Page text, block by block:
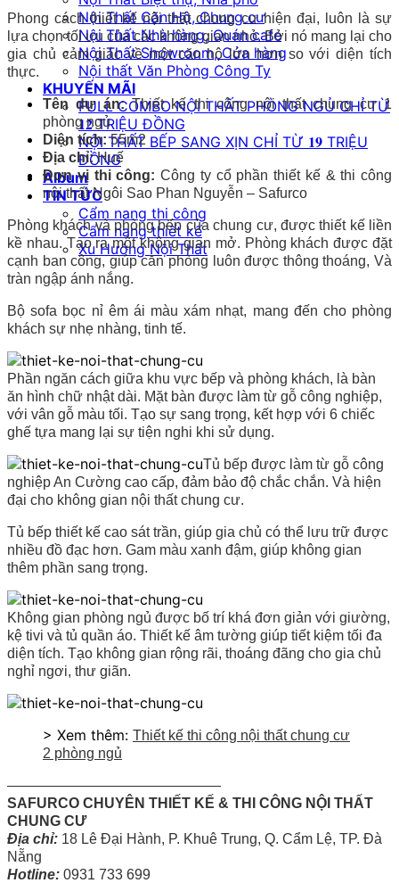
Nội Thất Căn Hộ, Chung cư
Nội Thất Nhà hàng, Quán cafe
Nội Thất Showroom, Cửa hàng
Nội thất Văn Phòng Công Ty
KHUYẾN MÃI
FULL COMBO NỘI THẤT PHÒNG NGỦ CHỈ TỪ
𝟏𝟐 TRIỆU ĐỒNG
NỘI THẤT BẾP SANG XỊN CHỈ TỪ 𝟏𝟗 TRIỆU
ĐỒNG
Album
TIN TỨC
Cẩm nang thi công
Cẩm nang thiết kế
Xu Hướng Nội Thất
Phong cách thiết kế nội thất chung cư hiện đại, luôn là sự
lựa chọn tối ưu của các không gian nhỏ. Bởi nó mang lại cho
gia chủ cảm giác về một căn hộ lớn hơn so với diện tích
thực.
Tên dự án:Thiết kế thi công nội thất chung cư 1
phòng ngủ
Diện tích:55m2
Địa chỉ:Huế
Đơn vị thi công: Công ty cổ phần thiết kế & thi công
nội thất Ngôi Sao Phan Nguyễn – Safurco
Phòng khách và phòng bếp của chung cư, được thiết kế liền
kề nhau. Tạo ra một không gian mở. Phòng khách được đặt
cạnh ban công, giúp căn phòng luôn được thông thoáng, Và
tràn ngập ánh nắng.
Bộ sofa bọc nỉ êm ái màu xám nhạt, mang đến cho phòng
khách sự nhẹ nhàng, tinh tế.
Phần ngăn cách giữa khu vực bếp và phòng khách, là bàn
ăn hình chữ nhật dài. Mặt bàn được làm từ gỗ công nghiệp,
với vân gỗ màu tối. Tạo sự sang trọng, kết hợp với 6 chiếc
ghế tựa mang lại sự tiện nghi khi sử dụng.
Tủ bếp được làm từ gỗ công
nghiệp An Cường cao cấp, đảm bảo độ chắc chắn. Và hiện
đại cho không gian nội thất chung cư.
Tủ bếp thiết kế cao sát trần, giúp gia chủ có thể lưu trữ được
nhiều đồ đạc hơn. Gam màu xanh đậm, giúp không gian
thêm phần sang trọng.
Không gian phòng ngủ được bố trí khá đơn giản với giường,
kệ tivi và tủ quần áo. Thiết kế âm tường giúp tiết kiệm tối đa
diện tích. Tạo không gian rộng rãi, thoáng đãng cho gia chủ
nghỉ ngơi, thư giãn.
> Xem thêm: Thiết kế thi công nội thất chung cư
2 phòng ngủ
———————————————
SAFURCO CHUYÊN THIẾT KẾ & THI CÔNG NỘI THẤT
CHUNG CƯ
Địa chỉ: 18 Lê Đại Hành, P. Khuê Trung, Q. Cẩm Lệ, TP. Đà
Nẵng
Hotline: 0931 733 699